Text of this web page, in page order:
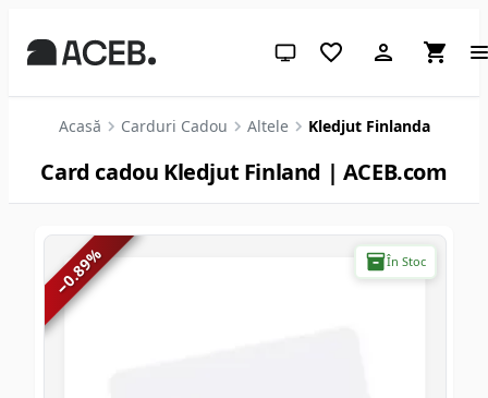
Temă sistem (apasă pentru
Acasă Carduri Cadou Altele Kledjut Finlanda
Card cadou Kledjut Finland | ACEB.com
În Stoc
−
0.89
%